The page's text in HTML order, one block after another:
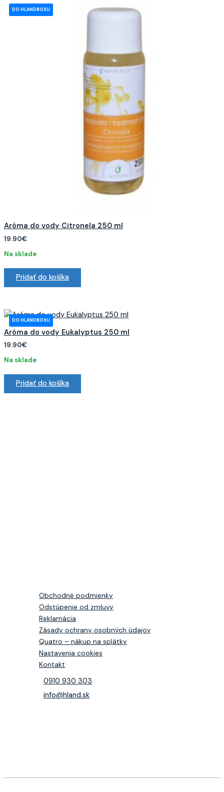
Aróma do vody Citronela 250 ml
19.90€
Na sklade
Pridať do košíka
Aróma do vody Eukalyptus 250 ml
19.90€
Na sklade
Pridať do košíka
Obchodné podmienky
Odstúpenie od zmluvy
Reklamácia
Zásady ochrany osobných údajov
Quatro – nákup na splátky
Nastavenia cookies
Kontakt
0910 930 303
info@hland.sk